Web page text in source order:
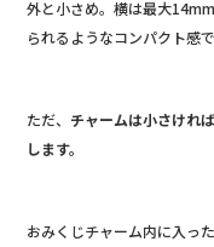
外と小さめ。横は最大
られるようなコンパクト感で
ただ、 チャームは小さけれ
します。
おみくじチャーム内に入っ